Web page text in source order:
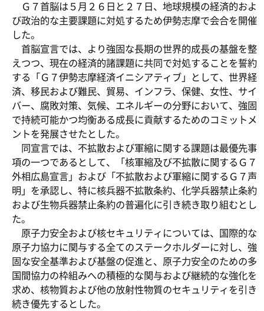
Ｇ７首脳は５月２６日と２７日、地球規模の経済的およ
び政治的な主要課題に対処するため伊勢志摩で会合を開催
した。
首脳宣言では、より強固な長期の世界的成長の基盤を整
えつつ、現在の経済的諸課題に共同で対処することを誓約
する「Ｇ７伊勢志摩経済イニシアティブ」として、世界経
済、移民および難民、貿易、インフラ、保健、女性、サイ
バー、腐敗対策、気候、エネルギーの分野において、強固
で持続可能かつ均衡ある成長に貢献するためのコミットメ
ントを発展させたとした。
同宣言では、不拡散および軍縮に関する課題は最優先事
項の一つであるとして、「核軍縮及び不拡散に関するＧ７
外相広島宣言」および「不拡散および軍縮に関するＧ７声
明」を承認し、特に核兵器不拡散条約、化学兵器禁止条約
および生物兵器禁止条約の普遍化に引き続き取り組むとし
た。
原子力安全および核セキュリティについては、国際的な
原子力協力に関与する全てのステークホルダーに対し、強
固な安全基準および基盤の促進と、原子力安全のための多
国間協力の枠組みへの積極的な関与および継続的な強化を
求め、核物質および他の放射性物質のセキュリティを引き
続き優先するとした。